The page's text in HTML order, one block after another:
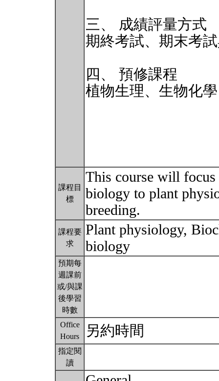
三、 成績評量方式
期終考試、期末考
四、 預修課程
植物生理、生物化
課程目
標
This course will
biology to plant
breeding.
課程要
求
Plant physiology,
biology
預期每
週課前
或/與課
後學習
時數
Office
Hours
另約時間
指定閱
讀